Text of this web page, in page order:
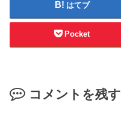
はてブ
Pocket
コメントを残す